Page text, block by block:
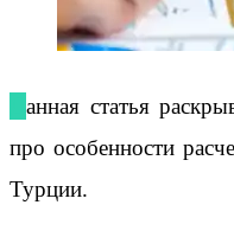
про особенности
Турции.